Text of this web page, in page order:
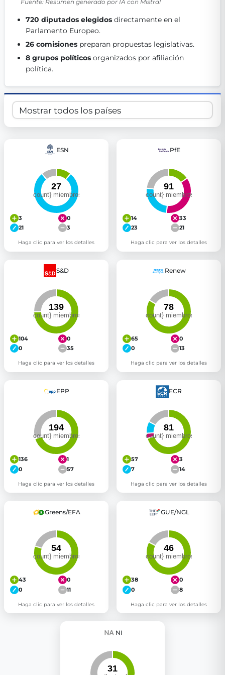
Get Involved
Become a member:Join us to advance digital democracy
Volunteer:Contribute your skills in technology, design,
Support democracy:Help us strengthen accountability
Fuente: Resumen generado por IA con Mistral
720 diputados elegidos directamente en el
Parlamento Europeo.
26 comisiones preparan propuestas legislativas.
8 grupos políticos organizados por afiliación
política.
ESN
3
0
21
3
Haga clic para ver los detalles
PfE
14
33
23
21
Haga clic para ver los detalles
S&D
104
0
0
35
Haga clic para ver los detalles
Renew
65
0
0
13
Haga clic para ver los detalles
EPP
136
1
0
57
Haga clic para ver los detalles
ECR
57
3
7
14
Haga clic para ver los detalles
Greens/EFA
43
0
0
11
Haga clic para ver los detalles
GUE/NGL
38
0
0
8
Haga clic para ver los detalles
NI